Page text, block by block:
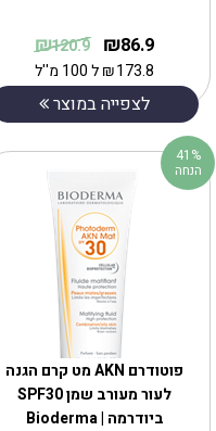
86.9
₪
120.9
₪
173.8
₪ל 100 מ''ל
לצפייה במוצר
‎פוטודרם AKN מט קרם הגנה
לעור מעורב שמן SPF30
ביודרמה | Bioderma
41%
הנחה